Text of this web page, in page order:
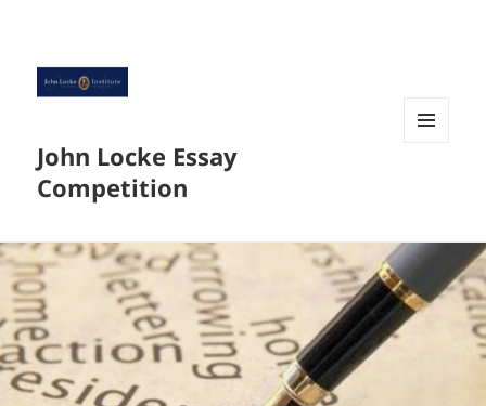
John Locke Essay
Competition